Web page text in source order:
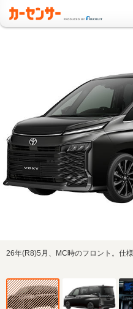
26年(R8)5月、MC時のフロント。仕